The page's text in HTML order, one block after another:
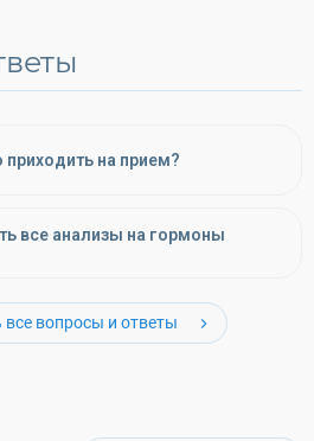
приходить на прием?
все анализы на гормоны
все вопросы и ответы